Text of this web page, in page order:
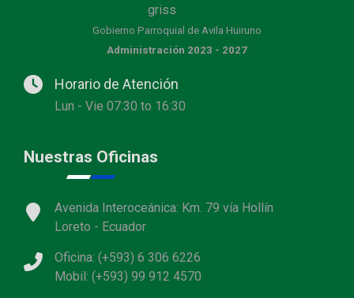
Gobierno Parroquial de Avila Huiruno
Administración 2023 - 2027
Horario de Atención
Lun - Vie 07:30 to 16:30
Nuestras Oficinas
Avenida Interoceánica: Km. 79 vía Hollín
Loreto - Ecuador
Oficina: (+593) 6 306 6226
Mobil: (+593) 99 912 4570